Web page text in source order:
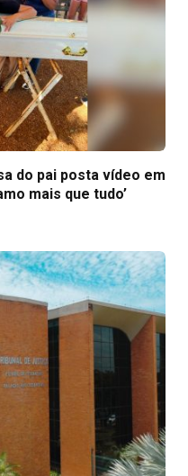
do pai posta vídeo em
mais que tudo’